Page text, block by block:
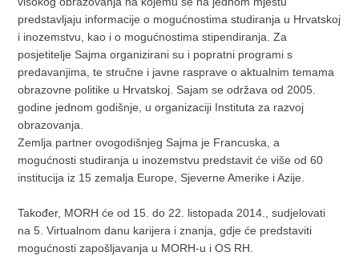
predstavljaju informacije o mogućnostima studiranja u Hrvatskoj
i inozemstvu, kao i o mogućnostima stipendiranja. Za
posjetitelje Sajma organizirani su i popratni programi s
predavanjima, te stručne i javne rasprave o aktualnim temama
obrazovne politike u Hrvatskoj. Sajam se održava od 2005.
godine jednom godišnje, u organizaciji Instituta za razvoj
obrazovanja.
Zemlja partner ovogodišnjeg Sajma je Francuska, a
mogućnosti studiranja u inozemstvu predstavit će više od 60
institucija iz 15 zemalja Europe, Sjeverne Amerike i Azije.
Također, MORH će od 15. do 22. listopada 2014., sudjelovati
na 5. Virtualnom danu karijera i znanja, gdje će predstaviti
mogućnosti zapošljavanja u MORH-u i OS RH.